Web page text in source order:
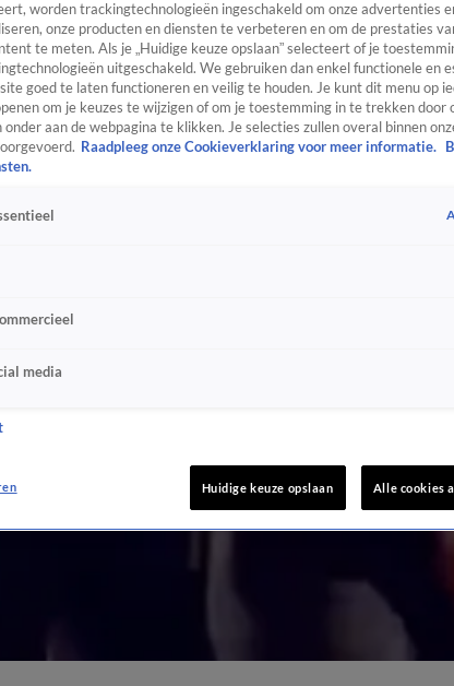
worden trackingtechnologieën ingeschakeld om onze advertenties
onze producten en diensten te verbeteren en om de prestaties
te meten. Als je „Huidige keuze opslaan” selecteert of je
uitgeschakeld. We gebruiken dan enkel functionele en
goed te laten functioneren en veilig te houden. Je kunt dit menu op
om je keuzes te wijzigen of om je toestemming in te trekken door
aan de webpagina te klikken. Je selecties zullen overal binnen
Raadpleeg onze Cookieverklaring voor meer informatie.
media
Huidige keuze opslaan Alle cookies